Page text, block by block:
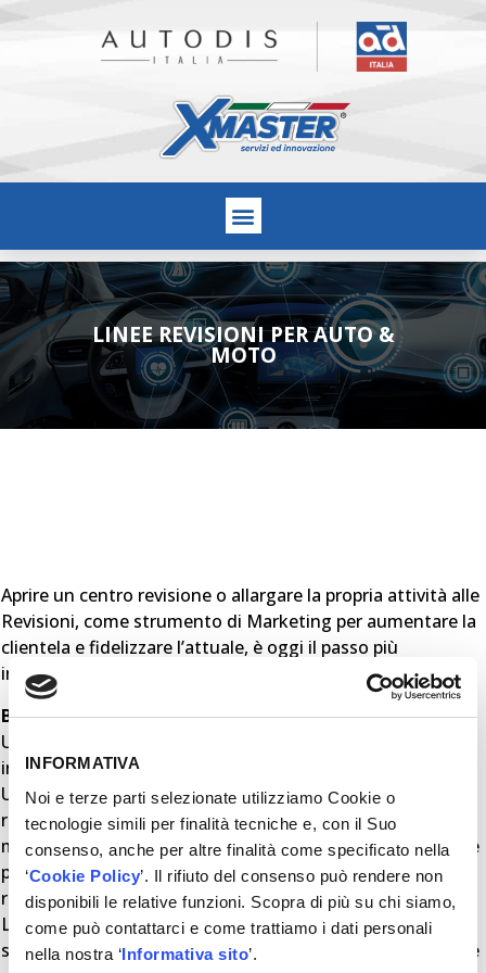
INFORMATIVA
Noi e terze parti selezionate utilizziamo Cookie o
tecnologie simili per finalità tecniche e, con il Suo
consenso, anche per altre finalità come specificato nella
‘Cookie Policy’. Il rifiuto del consenso può rendere non
disponibili le relative funzioni. Scopra di più su chi siamo,
come può contattarci e come trattiamo i dati personali
nella nostra ‘Informativa sito’.
LINEE REVISIONI PER AUTO &
MOTO
Aprire un centro revisione o allargare la propria attività alle
Revisioni, come strumento di Marketing per aumentare la
clientela e fidelizzare l’attuale, è oggi il passo più
importante che si possa fare.
Banchi Prova Freni
Una gamma completa di banchi prova freni a piattaforme,
introdotti per primi in Italia.
Un concentrato di tecnologia e affidabilità per i centri
revisione moderni che necessitano di svolgere i test in
modo preciso ma con tempi e costi energetici nettamente
più contenuti rispetto all’uso dei tradizionali prova freni a
rulli.
L’attuale produzione comprende modelli sia a carreggiata
standard che allargata, con piattaforme in rete, corindone